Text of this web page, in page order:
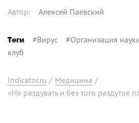
Автор: Алексей Паевский
Теги #Вирус #Организация
клуб
Indicator.ru / Медицина /
«Не раздувать и без того раздутое